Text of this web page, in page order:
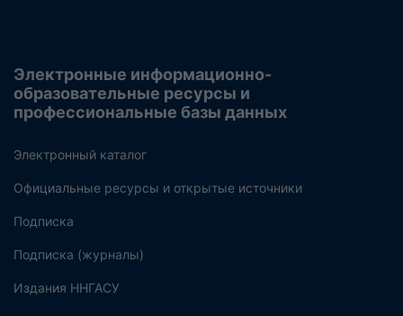
Электронные информационно-
образовательные ресурсы и
профессиональные базы данных
Электронный каталог
Официальные ресурсы и открытые источники
Подписка
Подписка (журналы)
Издания ННГАСУ